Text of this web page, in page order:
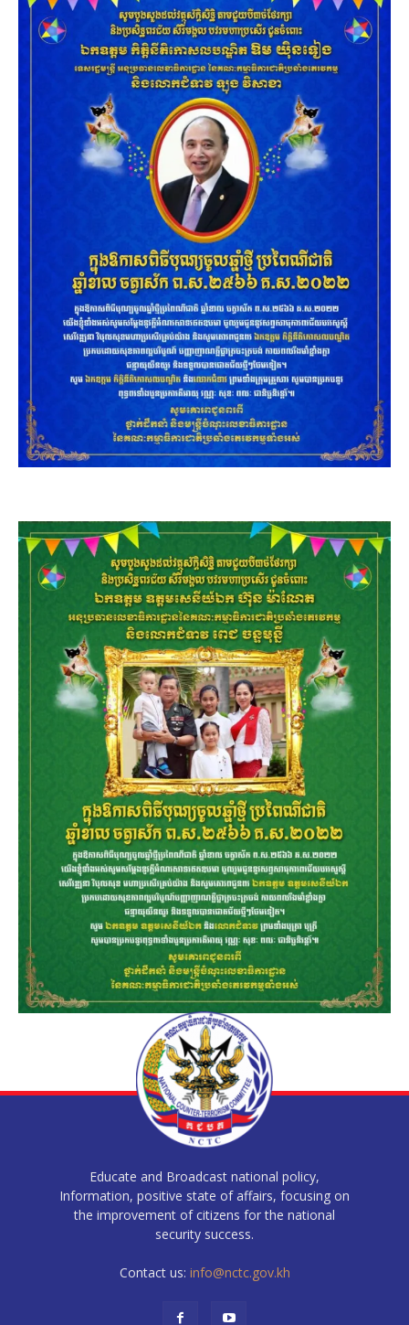
Educate and Broadcast national policy,
Information, positive state of affairs, focusing on
the improvement of citizens for the national
security success.
Contact us: info@nctc.gov.kh